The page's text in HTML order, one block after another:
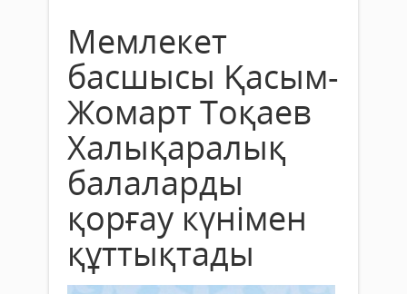
Мемлекет
басшысы Қасым-
Жомарт Тоқаев
Халықаралық
балаларды
қорғау күнімен
құттықтады